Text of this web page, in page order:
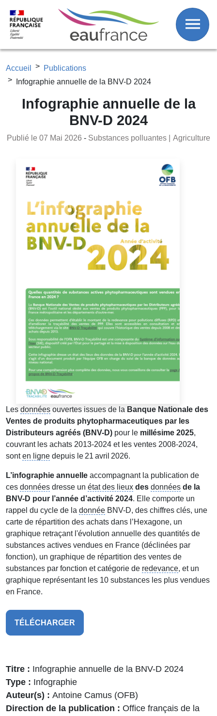
Aller au contenu principal
Fil d'Ariane
Accueil
Publications
Infographie annuelle de la BNV-D 2024
Infographie annuelle de la
BNV-D 2024
Publié le 07 Mai 2026 - Substances polluantes Agriculture
Les données ouvertes issues de la Banque Nationale des
Ventes de produits phytopharmaceutiques par les
Distributeurs agréés (BNV-D) pour le millésime 2025,
couvrant les achats 2013‑2024 et les ventes 2008‑2024,
sonten ligne depuis le 21 avril 2026.
L’infographie annuelle accompagnant la publication de
ces données dresse un état des lieux des données de la
BNV-D pour l’année d’activité 2024. Elle comporte un
rappel du cycle de la donnée BNV-D, des chiffres clés, une
carte de répartition des achats dans l’Hexagone, un
graphique retraçant l'évolution annuelle des quantités de
substances actives vendues en France (déclinées par
fonction), un graphique de répartition des ventes de
substances par fonction et catégorie de redevance, et un
graphique représentant les 10 substances les plus vendues
en France.
TÉLÉCHARGER
Titre
Infographie annuelle de la BNV-D 2024
Type
Infographie
Auteur(s)
Antoine Camus (OFB)
Direction de la publication
Office français de la